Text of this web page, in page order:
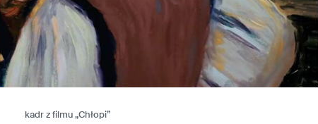
kadr z filmu „Chłopi”